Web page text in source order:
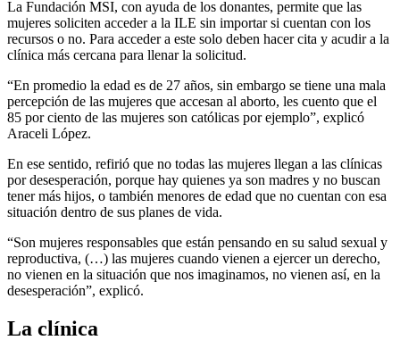
La Fundación MSI, con ayuda de los donantes, permite que las
mujeres soliciten acceder a la ILE sin importar si cuentan con los
recursos o no. Para acceder a este solo deben hacer cita y acudir a la
clínica más cercana para llenar la solicitud.
“En promedio la edad es de 27 años, sin embargo se tiene una mala
percepción de las mujeres que accesan al aborto, les cuento que el
85 por ciento de las mujeres son católicas por ejemplo”, explicó
Araceli López.
En ese sentido, refirió que no todas las mujeres llegan a las clínicas
por desesperación, porque hay quienes ya son madres y no buscan
tener más hijos, o también menores de edad que no cuentan con esa
situación dentro de sus planes de vida.
“Son mujeres responsables que están pensando en su salud sexual y
reproductiva, (…) las mujeres cuando vienen a ejercer un derecho,
no vienen en la situación que nos imaginamos, no vienen así, en la
desesperación”, explicó.
La clínica